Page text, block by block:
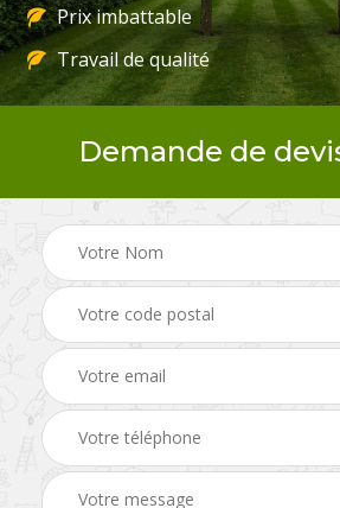
Prix imbattable
Travail de qualité
Demande de